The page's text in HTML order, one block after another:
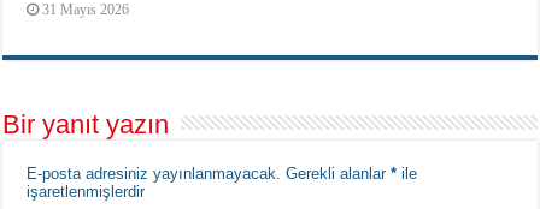
31 Mayıs 2026
Bir yanıt yazın
E-posta adresiniz yayınlanmayacak. Gerekli alanlar* ile
işaretlenmişlerdir